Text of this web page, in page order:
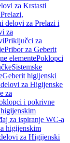
za Krstasti
delovi za Prelazi i
za
Priključci za
Pribor za Geberit
elementePoklopci
Sistemske
Geberit higijenski
za Higijenske
za
i pokrivne
za ispiranje WC-a
higijenskim
za Higijenski